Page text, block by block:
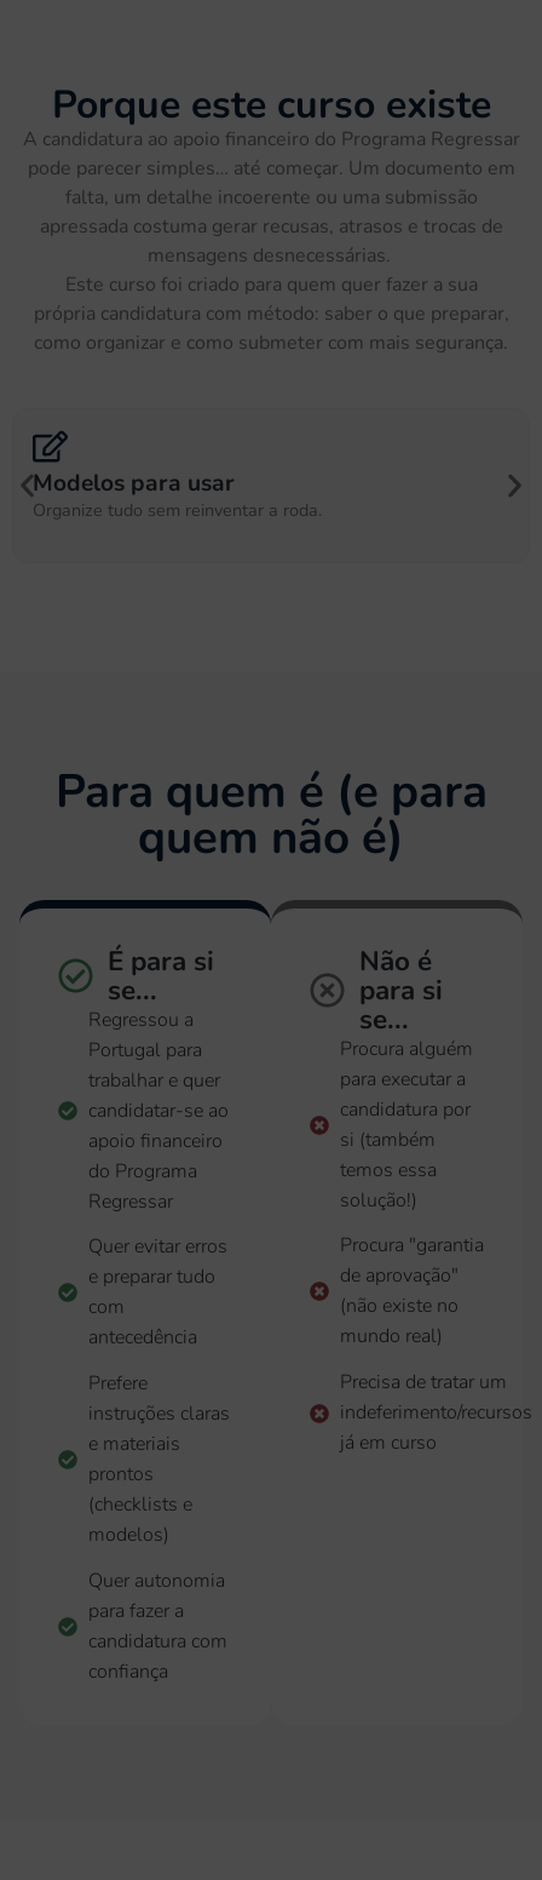
Porque este curso existe
A candidatura ao apoio financeiro do Programa Regressar
pode parecer simples… até começar. Um documento em
falta, um detalhe incoerente ou uma submissão
apressada costuma gerar recusas, atrasos e trocas de
mensagens desnecessárias.
Este curso foi criado para quem quer fazer a sua
própria candidatura com método: saber o que preparar,
como organizar e como submeter com mais segurança.
Revisão opcional
Validamos tudo antes de submeter.
Para quem é (e para
quem não é)
É para si
se...
Regressou a
Portugal para
trabalhar e quer
candidatar-se ao
apoio financeiro
do Programa
Regressar
Quer evitar erros
e preparar tudo
com
antecedência
Prefere
instruções claras
e materiais
prontos
(checklists e
modelos)
Quer autonomia
para fazer a
candidatura com
confiança
Não é
para si
se...
Procura alguém
para executar a
candidatura por
si (também
temos essa
solução!)
Procura "garantia
de aprovação"
(não existe no
mundo real)
Precisa de tratar um
indeferimento/recursos
já em curso